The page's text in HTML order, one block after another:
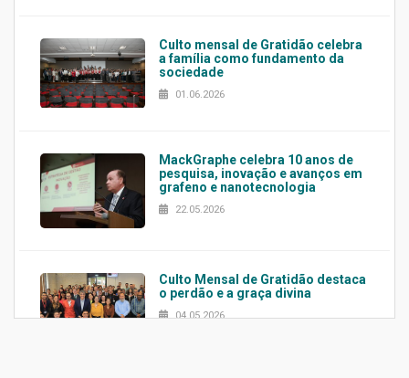
Culto mensal de Gratidão celebra
a família como fundamento da
sociedade
01.06.2026
MackGraphe celebra 10 anos de
pesquisa, inovação e avanços em
grafeno e nanotecnologia
22.05.2026
Culto Mensal de Gratidão destaca
o perdão e a graça divina
04.05.2026